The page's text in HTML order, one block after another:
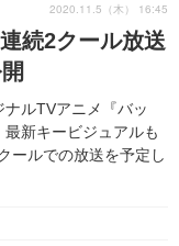
グッズ
ビジネス
アーティスト
実写
座談会
ABEMA Cafe
続2クール放送
ルTVアニメ『バッ
新キービジュアルも
ールでの放送を予定し
2020.11.5（木） 16:45